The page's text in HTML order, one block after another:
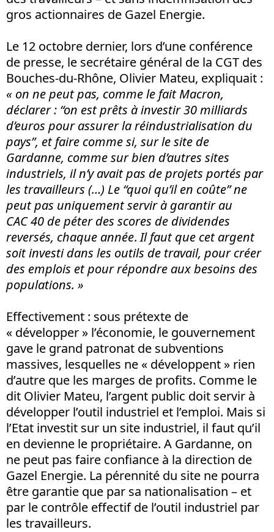
gros actionnaires de Gazel Energie.
Le 12 octobre dernier, lors d’une conférence
de presse, le secrétaire général de la CGT des
Bouches-du-Rhône, Olivier Mateu, expliquait :
« on ne peut pas, comme le fait Macron,
déclarer : “on est prêts à investir 30 milliards
d’euros pour assurer la réindustrialisation du
pays”, et faire comme si, sur le site de
Gardanne, comme sur bien d’autres sites
industriels, il n’y avait pas de projets portés par
les travailleurs (…) Le “quoi qu’il en coûte” ne
peut pas uniquement servir à garantir au
CAC 40 de péter des scores de dividendes
reversés, chaque année.Il faut que cet argent
soit investi dans les outils de travail, pour créer
des emplois et pour répondre aux besoins des
populations. »
Effectivement : sous prétexte de
« développer » l’économie, le gouvernement
gave le grand patronat de subventions
massives, lesquelles ne « développent » rien
d’autre que les marges de profits. Comme le
dit Olivier Mateu, l’argent public doit servir à
développer l’outil industriel et l’emploi. Mais si
l’Etat investit sur un site industriel, il faut qu’il
en devienne le propriétaire. A Gardanne, on
ne peut pas faire confiance à la direction de
Gazel Energie. La pérennité du site ne pourra
être garantie que par sa nationalisation – et
par le contrôle effectif de l’outil industriel par
les travailleurs.